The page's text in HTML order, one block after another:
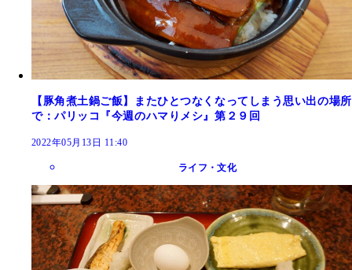
【豚角煮土鍋ご飯】またひとつなくなってしまう思い出の場所
で：パリッコ『今週のハマりメシ』第２９回
2022年05月13日 11:40
ライフ・文化